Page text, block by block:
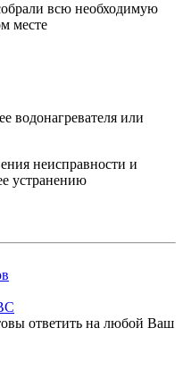
всю необходимую
месте
водонагревателя или
неисправности и
устранению
ответить на любой Ваш